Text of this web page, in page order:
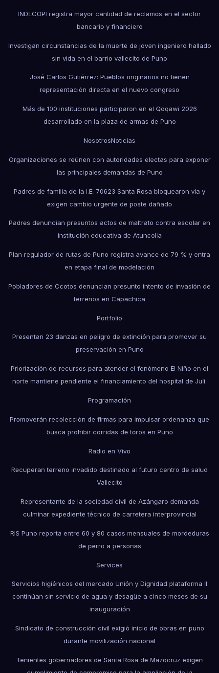
INDECOPI registra mayor cantidad de reclamos en el sector
bancario y financiero
Investigan circunstancias de la muerte de joven ingeniero hallado
sin vida en el barrio vallecito de Puno
José Carlos Gutiérrez: Pueblos originarios no tienen
representación directa en el nuevo congreso
Más de 100 instituciones participaron en el Qoqawi 2026
desarrollado en la plaza de armas de Puno
NosotrosNoticias
Organizaciones se reúnen con autoridades electas para exponer
las principales demandas de Puno
Padres de familia de la I.E. 70623 Santa Rosa bloquearon vía y
exigen cambio urgente de poste dañado
Padres denuncian presuntos actos de maltrato contra escolar en
institución educativa de Atuncolla
Plan regulador de rutas de Puno registra avance de 79 % y entra
en etapa final de modelación
Pobladores de Ccotos denuncian presunto intento de invasión de
terrenos en Capachica
Portfolio
Presentan 23 danzas en peligro de extinción para promover su
preservación en Puno
Priorización de recursos para atender el fenómeno El Niño en el
norte mantiene pendiente el financiamiento del hospital de Juli.
Programación
Promoverán recolección de firmas para impulsar ordenanza que
busca prohibir corridas de toros en Puno
Radio en Vivo
Recuperan terreno invadido destinado al futuro centro de salud
Vallecito
Representante de la sociedad civil de Azángaro demanda
culminar expediente técnico de carretera interprovincial
RIS Puno reporta entre 60 y 80 casos mensuales de mordeduras
de perro a personas
Services
Servicios higiénicos del mercado Unión y Dignidad plataforma II
continúan sin servicio de agua y desagüe a cinco meses de su
inauguración
Sindicato de construcción civil exigió inicio de obras en puno
durante movilización nacional
Tenientes gobernadores de Santa Rosa de Mazocruz exigen